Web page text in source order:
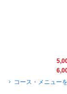
コース・メニュー